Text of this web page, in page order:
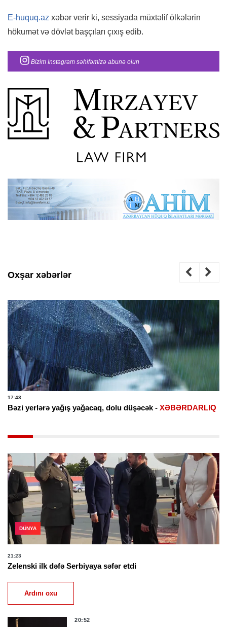
E-huquq.az xəbər verir ki, sessiyada müxtəlif ölkələrin
hökumət və dövlət başçıları çıxış edib.
Bizim Instagram səhifəmizə abunə olun
Oxşar xəbərlər
17:43
Bəzi yerlərə yağış yağacaq, dolu düşəcək - XƏBƏRDARLIQ
DÜNYA
21:23
Zelenski ilk dəfə Serbiyaya səfər etdi
Ardını oxu
20:52